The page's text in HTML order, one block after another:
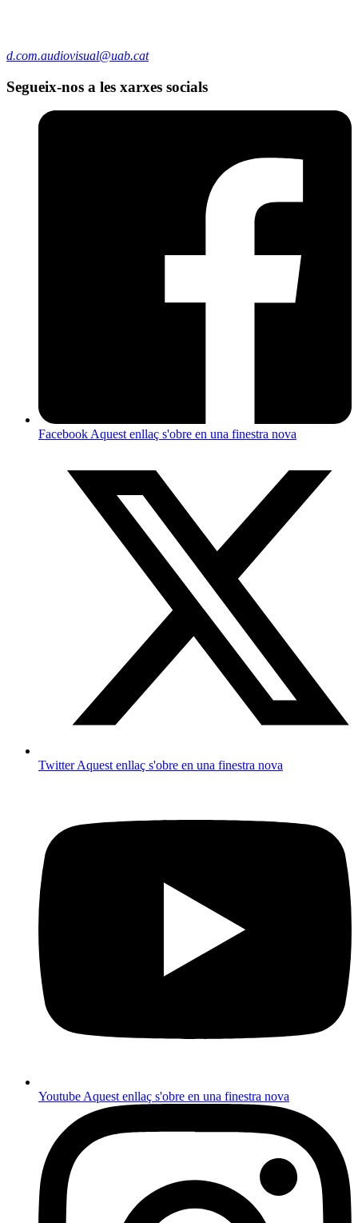
d.com.audiovisual@uab.cat
Segueix-nos a les xarxes socials
FacebookAquest enllaç s'obre en una finestra nova
TwitterAquest enllaç s'obre en una finestra nova
YoutubeAquest enllaç s'obre en una finestra nova